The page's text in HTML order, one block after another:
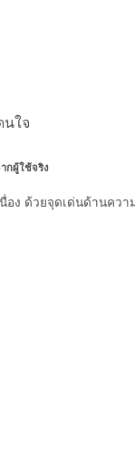
กผู้ใช้จริง
อง ด้วยจุดเด่นด้านควา